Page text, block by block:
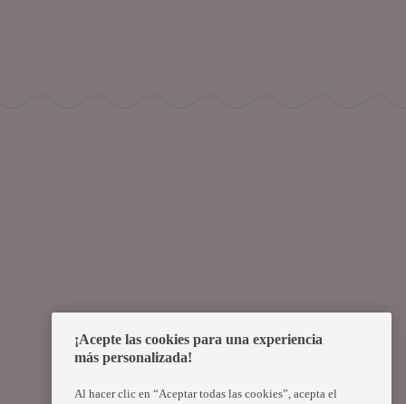
¡Acepte las cookies para una experiencia
más personalizada!
Al hacer clic en “Aceptar todas las cookies”, acepta el